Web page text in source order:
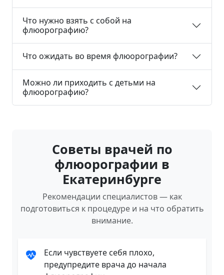
Что нужно взять с собой на
флюорографию?
Что ожидать во время флюорографии?
Можно ли приходить с детьми на
флюорографию?
Советы врачей по
флюорографии в
Екатеринбурге
Рекомендации специалистов — как
подготовиться к процедуре и на что обратить
внимание.
Если чувствуете себя плохо,
предупредите врача до начала